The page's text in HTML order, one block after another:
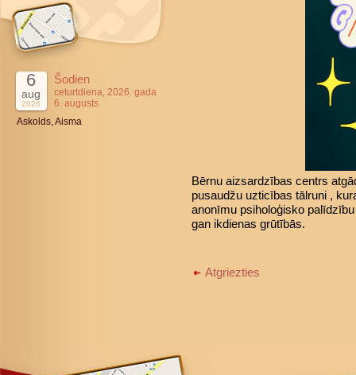
6
aug
2026
Šodien
ceturtdiena, 2026. gada
6. augusts
Askolds, Aisma
Bērnu aizsardzības centrs
pusaudžu uzticības tālruni ,
anonīmu psiholoģisko
gan ikdienas grūtībās.
Atgriezties